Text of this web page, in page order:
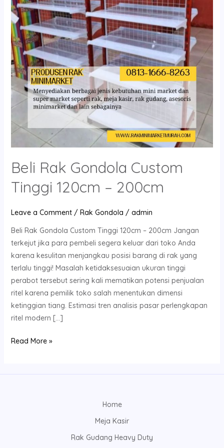
Beli Rak Gondola Custom
Tinggi 120cm – 200cm
Leave a Comment / Rak Gondola / admin
Beli Rak Gondola Custom Tinggi 120cm – 200cm Jangan
terkejut jika para pembeli segera keluar dari toko Anda
karena kesulitan menjangkau posisi barang di rak yang
terlalu tinggi! Masalah ketidaksesuaian ukuran tinggi
perabot tersebut sering kali mematikan potensi penjualan
ritel karena pemilik toko salah menentukan dimensi
ketinggian tiang. Estimasi tren analisis pasar perlengkapan
ritel modern […]
120cm
–
200cm
Read More »
Home
Meja Kasir
Rak Gudang Heavy Duty